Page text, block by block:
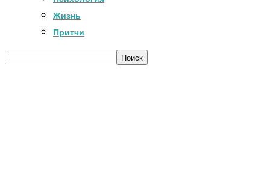
Жизнь
Притчи